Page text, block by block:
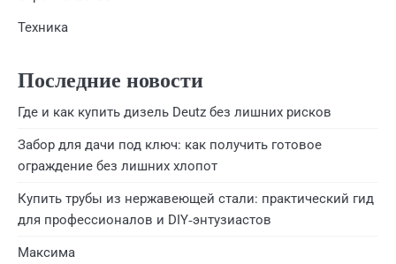
Техника
Последние новости
Где и как купить дизель Deutz без лишних рисков
Забор для дачи под ключ: как получить готовое
ограждение без лишних хлопот
Купить трубы из нержавеющей стали: практический гид
для профессионалов и DIY‑энтузиастов
Максима